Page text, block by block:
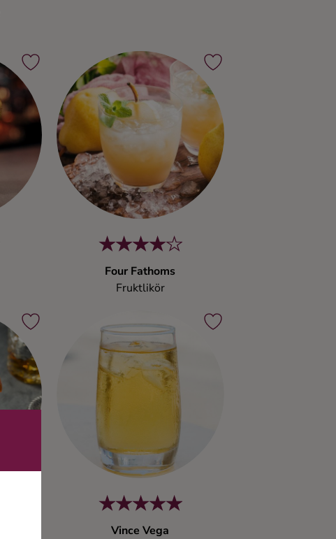
Four Fathoms
Fruktlikör
Vince Vega